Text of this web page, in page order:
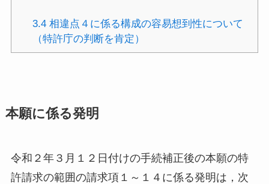
3.4 相違点４に係る構成の容易想到性について
（特許庁の判断を肯定）
本願に係る発明
令和２年３月１２日付けの手続補正後の本願の特
許請求の範囲の請求項１～１４に係る発明は，次